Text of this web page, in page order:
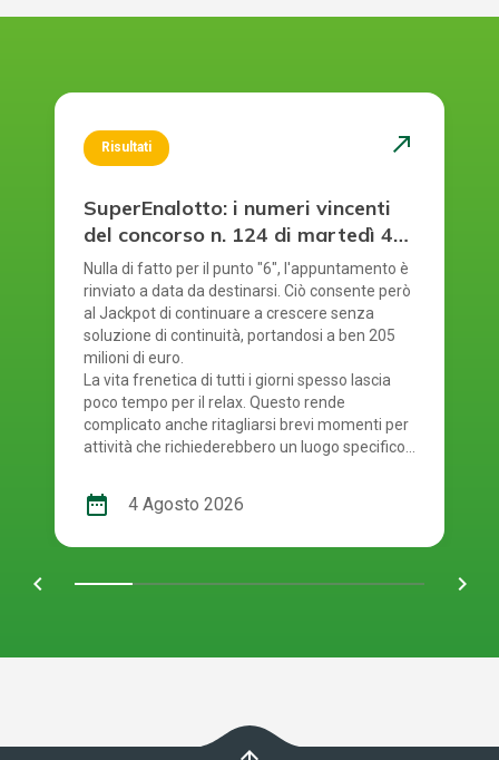
Risultati north_east
SuperEnalotto: i numeri vincenti
del concorso n. 124 di martedì 4
agosto 2026
Nulla di fatto per il punto "6", l'appuntamento è
rinviato a data da destinarsi. Ciò consente però
al Jackpot di continuare a crescere senza
soluzione di continuità, portandosi a ben 205
milioni di euro.
La vita frenetica di tutti i giorni spesso lascia
poco tempo per il relax. Questo rende
complicato anche ritagliarsi brevi momenti per
attività che richiederebbero un luogo specifico.
offre una soluzione comoda a chi partecipa ai
concorsi: permette di fare la propria giocata
giunto il momento quindi di controllare i numeri
SuperEnalotto, le vincite di oggi Non è ancora
date_range 4 Agosto 2026
chevron_left navigate_next